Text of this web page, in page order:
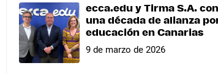
ecca.edu y Tirma S.A.
una década de alianza
educación en Canarias
9 de marzo de 2026